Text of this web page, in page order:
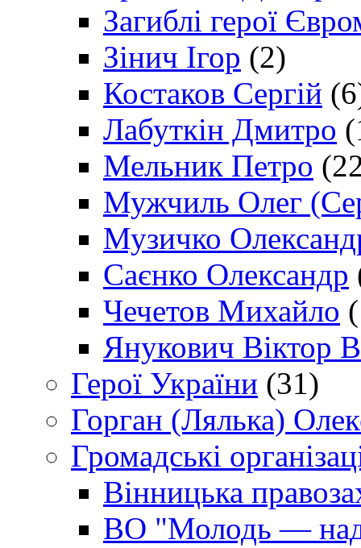
Загиблі герої
Зінич Ігор (2)
Костаков Сергій
Лабуткін Дмитро
Мельник Петро
Мужчиль Олег
Музичко
Саєнко Олександр
Чечетов Михайло
Янукович Віктор
Герої України (31)
Горган (Лялька)
Громадські
Вінницька
ВО "Молодь —